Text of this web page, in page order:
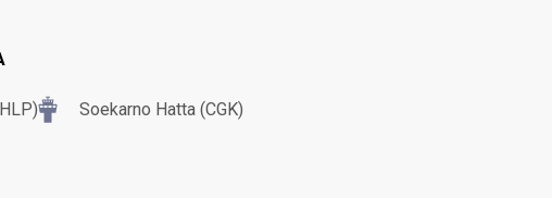
Soekarno Hatta (CGK)